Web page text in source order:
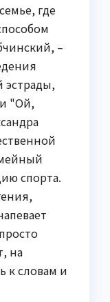
где
–
эстрады,
"Ой,
спорта.
на
к словам и